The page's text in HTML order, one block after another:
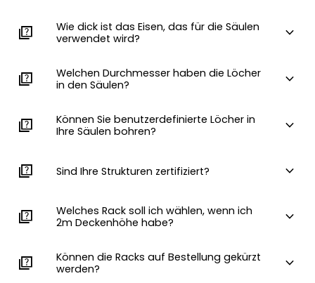
quiz
Wie dick ist das Eisen, das für die Säulen
verwendet wird?
expand_more
quiz
Welchen Durchmesser haben die Löcher
in den Säulen?
expand_more
quiz
Können Sie benutzerdefinierte Löcher in
Ihre Säulen bohren?
expand_more
quiz Sind Ihre Strukturen zertifiziert? expand_more
quiz
Welches Rack soll ich wählen, wenn ich
2m Deckenhöhe habe?
expand_more
quiz
Können die Racks auf Bestellung gekürzt
werden?
expand_more